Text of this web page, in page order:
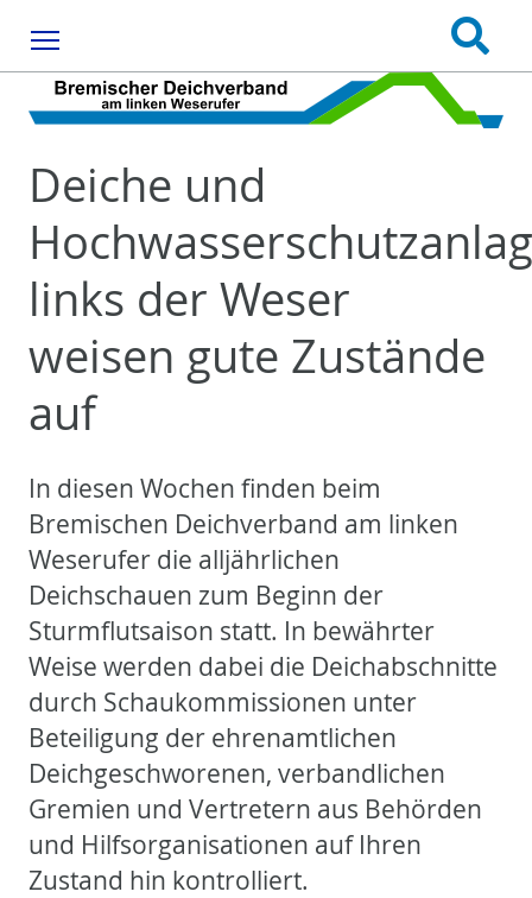
Deiche und
links der Weser
weisen gute Zustände
auf
In diesen Wochen finden beim
Bremischen Deichverband am linken
Weserufer die alljährlichen
Deichschauen zum Beginn der
Sturmflutsaison statt. In bewährter
Weise werden dabei die Deichabschnitte
durch Schaukommissionen unter
Beteiligung der ehrenamtlichen
Deichgeschworenen, verbandlichen
Gremien und Vertretern aus Behörden
und Hilfsorganisationen auf Ihren
Zustand hin kontrolliert.